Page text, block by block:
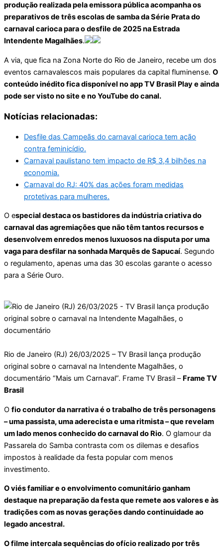
produção realizada pela emissora pública acompanha os
preparativos de três escolas de samba da Série Prata do
carnaval carioca para o desfile de 2025 na Estrada
Intendente Magalhães.
A via, que fica na Zona Norte do Rio de Janeiro, recebe um dos
eventos carnavalescos mais populares da capital fluminense. O
conteúdo inédito fica disponível no app TV Brasil Play e ainda
pode ser visto no site e no YouTube do canal.
Notícias relacionadas:
Desfile das Campeãs do carnaval carioca tem ação
contra feminicídio.
Carnaval paulistano tem impacto de R$ 3,4 bilhões na
economia.
Carnaval do RJ: 40% das ações foram medidas
protetivas para mulheres.
O especial destaca os bastidores da indústria criativa do
carnaval das agremiações que não têm tantos recursos e
desenvolvem enredos menos luxuosos na disputa por uma
vaga para desfilar na sonhada Marquês de Sapucaí. Segundo
o regulamento, apenas uma das 30 escolas garante o acesso
para a Série Ouro.
Rio de Janeiro (RJ) 26/03/2025 – TV Brasil lança produção
original sobre o carnaval na Intendente Magalhães, o
documentário “Mais um Carnaval”. Frame TV Brasil – Frame TV
Brasil
O fio condutor da narrativa é o trabalho de três personagens
– uma passista, uma aderecista e uma ritmista – que revelam
um lado menos conhecido do carnaval do Rio. O glamour da
Passarela do Samba contrasta com os dilemas e desafios
impostos à realidade da festa popular com menos
investimento.
O viés familiar e o envolvimento comunitário ganham
destaque na preparação da festa que remete aos valores e às
tradições com as novas gerações dando continuidade ao
legado ancestral.
O filme intercala sequências do ofício realizado por três